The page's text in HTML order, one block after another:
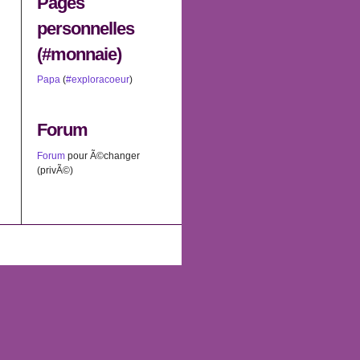
personnelles
(#monnaie)
Papa (#exploracoeur)
Forum
Forum pour Ã©changer
(privÃ©)